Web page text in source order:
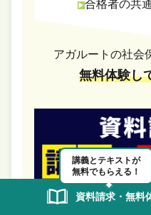
合格者の共
アガルートの社会
無料体験し
講義とテキストが
無料でもらえる！
資料請求・無料